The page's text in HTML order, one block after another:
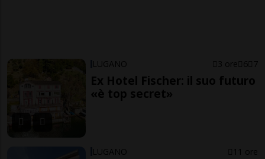
LUGANO 3 ore 6 7
Ex Hotel Fischer: il suo futuro
«è top secret»
LUGANO 11 ore